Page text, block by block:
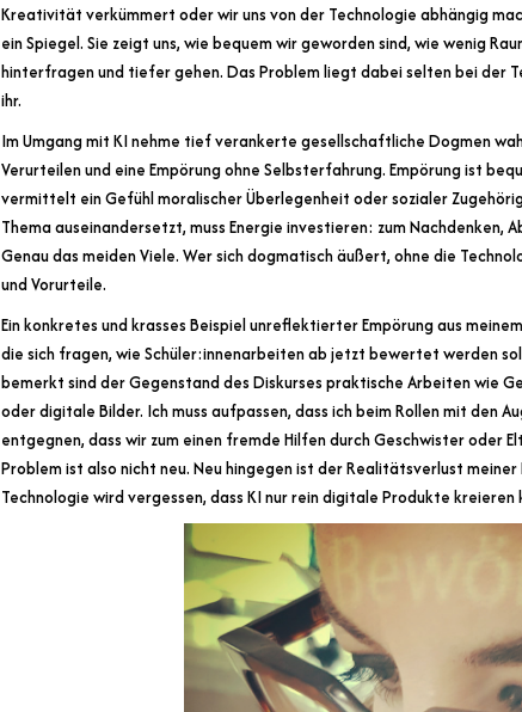
Kreativität verkümmert oder wir uns von der Technologie abhängig
ein Spiegel. Sie zeigt uns, wie bequem wir geworden sind, wie wenig
hinterfragen und tiefer gehen. Das Problem liegt dabei selten bei der
ihr.
Im Umgang mit KI nehme tief verankerte gesellschaftliche Dogmen
Verurteilen und eine Empörung ohne Selbsterfahrung. Empörung ist
vermittelt ein Gefühl moralischer Überlegenheit oder sozialer
Thema auseinandersetzt, muss Energie investieren: zum Nachdenken,
Genau das meiden Viele. Wer sich dogmatisch äußert, ohne die
und Vorurteile.
Ein konkretes und krasses Beispiel unreflektierter Empörung aus
die sich fragen, wie Schüler:innenarbeiten ab jetzt bewertet werden
bemerkt sind der Gegenstand des Diskurses praktische Arbeiten wie
oder digitale Bilder. Ich muss aufpassen, dass ich beim Rollen mit den
entgegnen, dass wir zum einen fremde Hilfen durch Geschwister oder
Problem ist also nicht neu. Neu hingegen ist der Realitätsverlust
Technologie wird vergessen, dass KI nur rein digitale Produkte kreieren